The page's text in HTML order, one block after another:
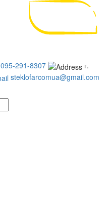
095-291-8307
г.
steklofarcomua@gmail.com